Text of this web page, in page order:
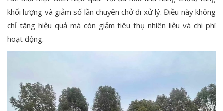
khối lượng và giảm số lần chuyên chở đi xử lý. Điều này không
chỉ tăng hiệu quả mà còn giảm tiêu thụ nhiên liệu và chi phí
hoạt động.